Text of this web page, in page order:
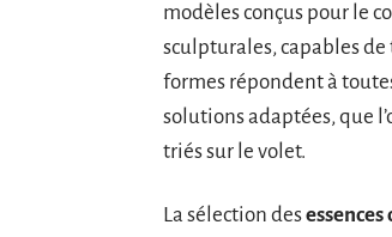
modèles conçus pour le
sculpturales, capables
formes répondent à
solutions adaptées, que
triés sur le volet.
La sélection desessences